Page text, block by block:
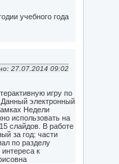
учебного года
27.07.2014 09:02
игру по
электронный
Недели
использовать на
слайдов. В работе
за год: части
по разделу
к